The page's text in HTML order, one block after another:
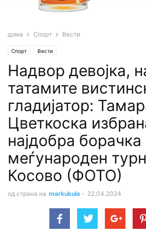
дома Спорт Вести
Спорт Вести
Надвор девојка,
татамите
гладијатор:
Цветкоска
најдобра
меѓународен
Косово (ФОТО)
од страна на markukule - 22.04.2024